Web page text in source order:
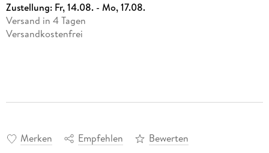
Zustellung: Fr, 14.08. - Mo, 17.08.
Versand in 4 Tagen
Versandkostenfrei
Merken Empfehlen Bewerten